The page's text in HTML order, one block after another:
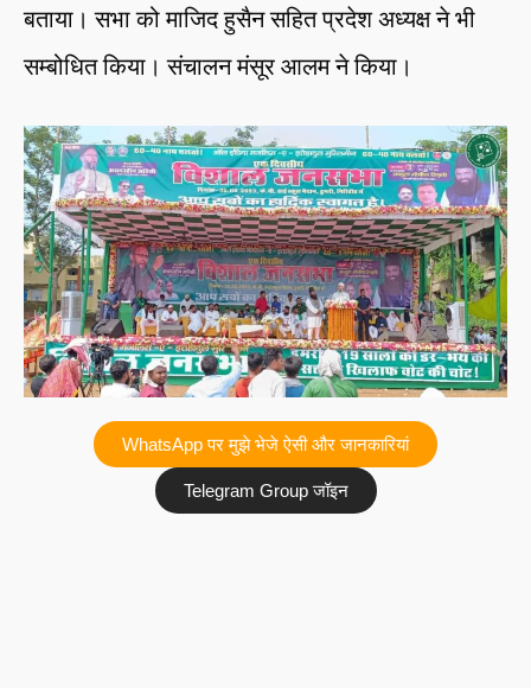
बताया। सभा को माजिद हुसैन सहित प्रदेश अध्यक्ष ने भी
सम्बोधित किया। संचालन मंसूर आलम ने किया।
WhatsApp पर मुझे भेजे ऐसी और जानकारियां
Telegram Group जॉइन